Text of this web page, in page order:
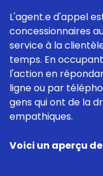
L'agent.e d'appel
concessionnaires
service à la
temps. En
l'action en
ligne ou par
gens qui ont de la
empathiques.
Voici un aperçu